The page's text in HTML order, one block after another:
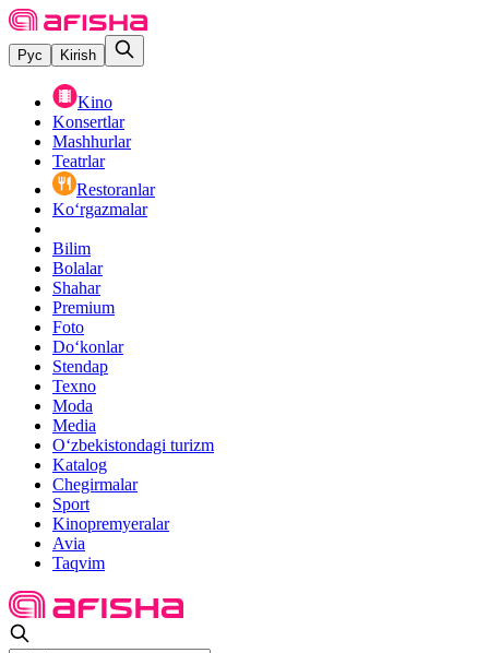
Рус Kirish
Kino
Konsertlar
Mashhurlar
Teatrlar
Restoranlar
Ko‘rgazmalar
Bilim
Bolalar
Shahar
Premium
Foto
Do‘konlar
Stendap
Texno
Moda
Media
O‘zbekistondagi turizm
Katalog
Chegirmalar
Sport
Kinopremyeralar
Avia
Taqvim